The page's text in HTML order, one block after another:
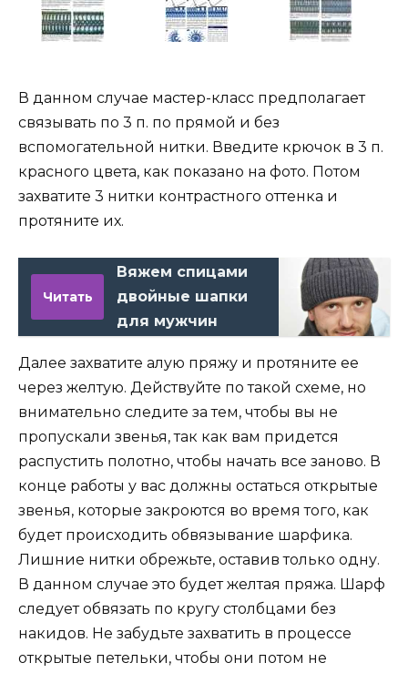
В данном случае мастер-класс предполагает
связывать по 3 п. по прямой и без
вспомогательной нитки. Введите крючок в 3 п.
красного цвета, как показано на фото. Потом
захватите 3 нитки контрастного оттенка и
протяните их.
Читать
Вяжем спицами
двойные шапки
для мужчин
Далее захватите алую пряжу и протяните ее
через желтую. Действуйте по такой схеме, но
внимательно следите за тем, чтобы вы не
пропускали звенья, так как вам придется
распустить полотно, чтобы начать все заново. В
конце работы у вас должны остаться открытые
звенья, которые закроются во время того, как
будет происходить обвязывание шарфика.
Лишние нитки обрежьте, оставив только одну.
В данном случае это будет желтая пряжа. Шарф
следует обвязать по кругу столбцами без
накидов. Не забудьте захватить в процессе
открытые петельки, чтобы они потом не